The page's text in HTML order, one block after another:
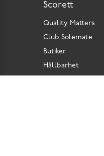
Scorett
Quality Matters
Club Solemate
Butiker
Hållbarhet